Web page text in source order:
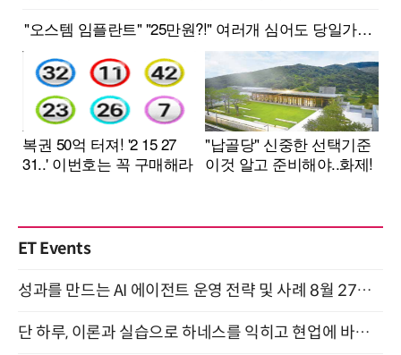
ET Events
성과를 만드는 AI 에이전트 운영 전략 및 사례 8월 27일 개최
단 하루, 이론과 실습으로 하네스를 익히고 현업에 바로 쓰는 핸즈온 워크숍 (8/20)